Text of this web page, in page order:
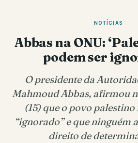
NOTÍCIAS
Abbas na ONU:
podem ser
O presidente da
Mahmoud Abbas, afirmou
(15) que o povo palestino
“ignorado” e que ninguém
direito de